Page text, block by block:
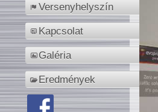
Versenyhelyszín
Kapcsolat
Galéria
Eredmények